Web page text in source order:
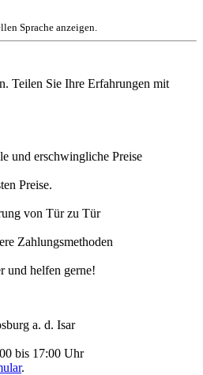
Sprache anzeigen.
Teilen Sie Ihre Erfahrungen mit
und erschwingliche Preise
Preise.
von Tür zu Tür
Zahlungsmethoden
und helfen gerne!
a. d. Isar
bis 17:00 Uhr
.